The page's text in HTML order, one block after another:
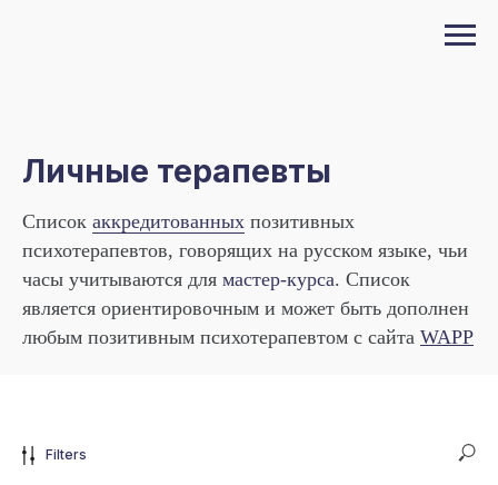
Личные терапевты
Список аккредитованных позитивных
психотерапевтов, говорящих на русском языке, чьи
часы учитываются для мастер-курса. Список
является ориентировочным и может быть дополнен
любым позитивным психотерапевтом с сайта WAPP
Filters